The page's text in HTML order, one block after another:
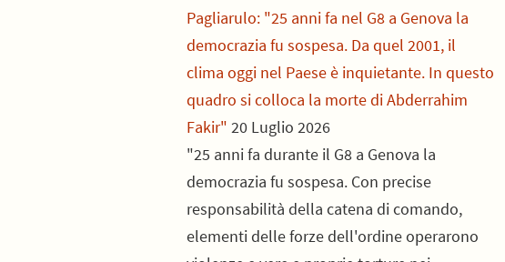
Pagliarulo: "25 anni fa nel G8 a Genova la
democrazia fu sospesa. Da quel 2001, il
clima oggi nel Paese è inquietante. In questo
quadro si colloca la morte di Abderrahim
Fakir" 20 Luglio 2026
"25 anni fa durante il G8 a Genova la
democrazia fu sospesa. Con precise
responsabilità della catena di comando,
elementi delle forze dell'ordine operarono